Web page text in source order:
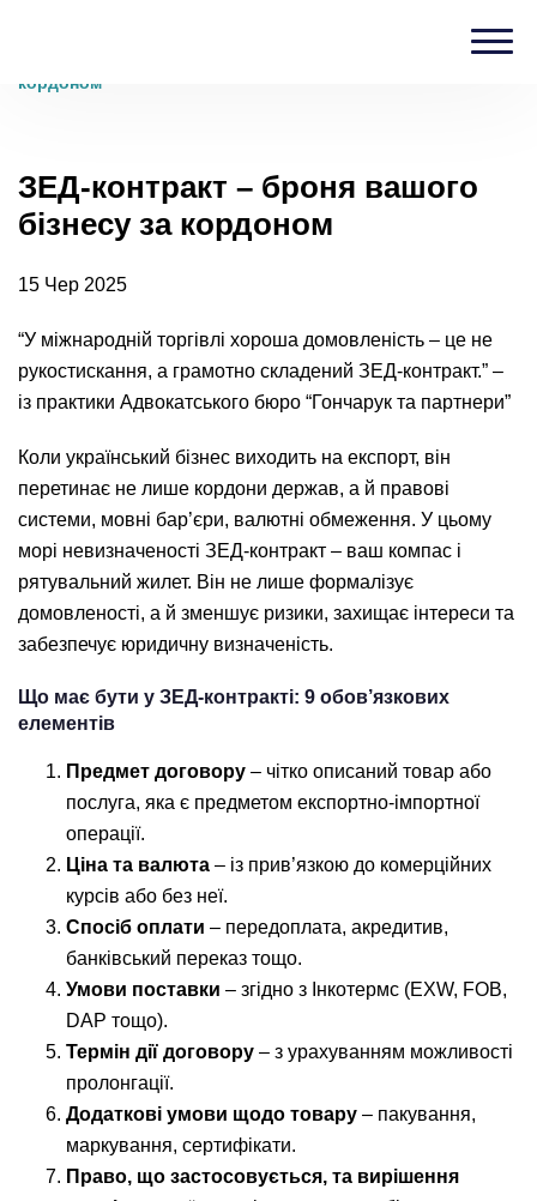
ЗЕД-контракт – броня вашого бізнесу за
кордоном
ЗЕД-контракт – броня вашого
бізнесу за кордоном
15 Чер 2025
“У міжнародній торгівлі хороша домовленість – це не
рукостискання, а грамотно складений ЗЕД-контракт.” –
із практики Адвокатського бюро “Гончарук та партнери”
Коли український бізнес виходить на експорт, він
перетинає не лише кордони держав, а й правові
системи, мовні бар’єри, валютні обмеження. У цьому
морі невизначеності ЗЕД-контракт – ваш компас і
рятувальний жилет. Він не лише формалізує
домовленості, а й зменшує ризики, захищає інтереси та
забезпечує юридичну визначеність.
Що має бути у ЗЕД-контракті: 9 обов’язкових
елементів
Предмет договору – чітко описаний товар або
послуга, яка є предметом експортно-імпортної
операції.
Ціна та валюта – із прив’язкою до комерційних
курсів або без неї.
Спосіб оплати – передоплата, акредитив,
банківський переказ тощо.
Умови поставки – згідно з Інкотермс (EXW, FOB,
DAP тощо).
Термін дії договору – з урахуванням можливості
пролонгації.
Додаткові умови щодо товару – пакування,
маркування, сертифікати.
Право, що застосовується, та вирішення